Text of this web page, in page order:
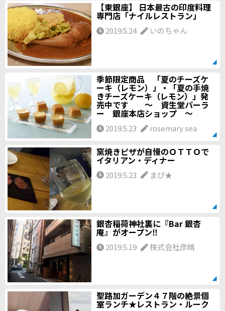
【東銀座】 日本最古の印度料理
専門店「ナイルレストラン」
2019.5.24 いのちゃん
季節限定商品 「夏のチーズケ
ーキ（レモン）」・「夏の手焼
きチーズケーキ（レモン）」発
売中です ～ 資生堂パーラ
ー 銀座本店ショップ ～
2019.5.23 rosemary sea
窯焼きピザが自慢のＯＴＴＯで
イタリアン・ディナー
2019.5.23 まぴ★
銀杏稲荷神社裏に『Bar 銀杏
庵』がオープン‼
2019.5.19 株式会社彦晴
聖路加ガーデン４７階の絶景個
室ランチ★レストラン・ルーク